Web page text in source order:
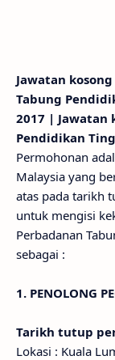
Jawatan
Tabung
2017 | Jawatan
Pendidikan
Permohonan
Malaysia yang
atas pada tarikh
untuk mengisi
Perbadanan
sebagai :
1. PENOLONG
Tarikh tutup
Lokasi : Kuala